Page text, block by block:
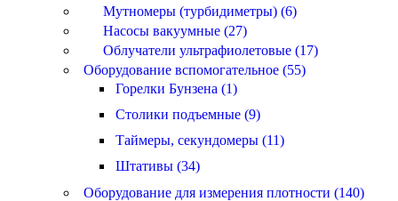
Мутномеры (турбидиметры) (6)
Насосы вакуумные (27)
Облучатели ультрафиолетовые (17)
Оборудование вспомогательное (55)
Горелки Бунзена (1)
Столики подъемные (9)
Таймеры, секундомеры (11)
Штативы (34)
Оборудование для измерения плотности (140)